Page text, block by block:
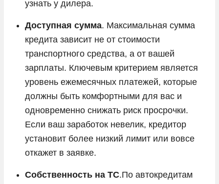
узнать у дилера.
Доступная сумма. Максимальная сумма
кредита зависит не от стоимости
транспортного средства, а от вашей
зарплаты. Ключевым критерием является
уровень ежемесячных платежей, которые
должны быть комфортными для вас и
одновременно снижать риск просрочки.
Если ваш заработок невелик, кредитор
установит более низкий лимит или вовсе
откажет в заявке.
Собственность на ТС.По автокредитам